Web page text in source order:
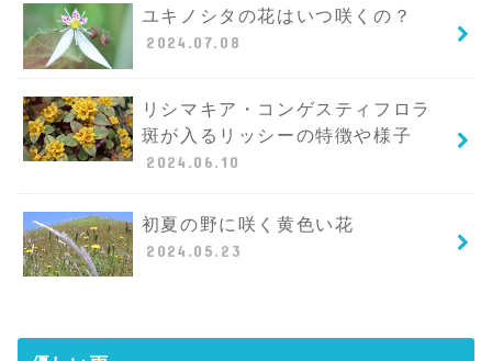
ユキノシタの花はいつ咲くの？
2024.07.08
リシマキア・コンゲスティフロラ
斑が入るリッシーの特徴や様子
2024.06.10
初夏の野に咲く黄色い花
2024.05.23